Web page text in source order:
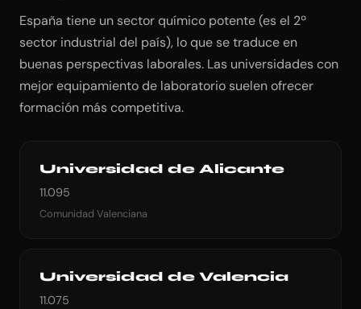
España tiene un sector químico potente (es el 2º
sector industrial del país), lo que se traduce en
buenas perspectivas laborales. Las universidades con
mejor equipamiento de laboratorio suelen ofrecer
formación más competitiva.
Universidad de Alicante
11.095
Comunidad Valenciana
Universidad de Valencia
11.075